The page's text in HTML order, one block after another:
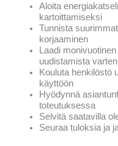
Aloita
kartoittamiseksi
Tunnista
korjaaminen
Laadi
uudistamista varten
Kouluta henkilöstö
käyttöön
Hyödynnä
toteutuksessa
Selvitä saatavilla
Seuraa tuloksia ja